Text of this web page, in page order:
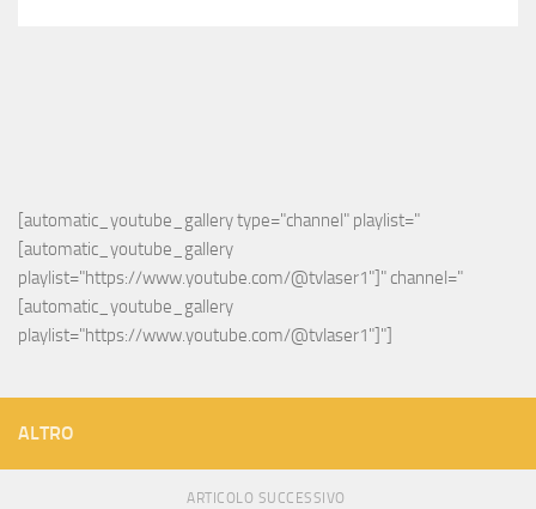
[automatic_youtube_gallery type="channel" playlist="
[automatic_youtube_gallery
playlist="https://www.youtube.com/@tvlaser1"]" channel="
[automatic_youtube_gallery
playlist="https://www.youtube.com/@tvlaser1"]"]
ALTRO
ARTICOLO SUCCESSIVO